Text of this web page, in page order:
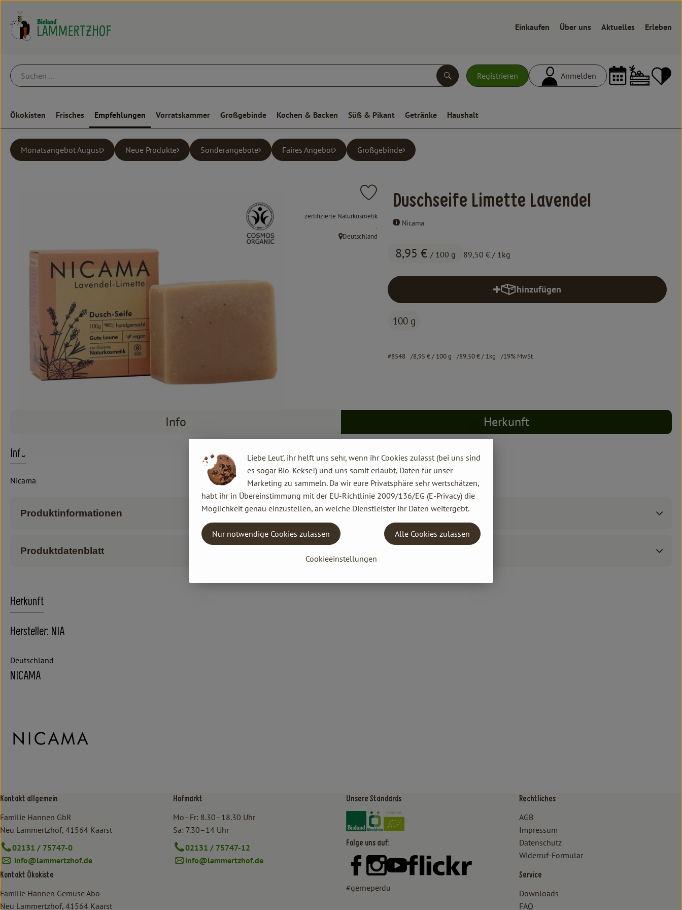
Einkaufen Über uns Aktuelles Erleben
Registrieren Anmelden
Suchen
Ökokisten Frisches Empfehlungen Vorratskammer Großgebinde Kochen & Backen Süß & Pikant Getränke Haushalt
Monatsangebot August Neue Produkte Sonderangebote Faires Angebot Großgebinde
Duschseife Limette Lavendel
Nicama
8,95 € / 100 g 89,50 € / 1kg
Produkt zu Favouriten hinzufügen
, Verband:
zertifizierte Naturkosmetik
, Kontrollstelle:
.
, Herkunft:
Deutschland
hinzufügen
Produkt zum Warenkorb hinzufügen
100 g
#8548 8,95 €/ 100 g 89,50 €/ 1kg 19% MwSt
Info Herkunft
Info
Nicama
Produktinformationen
Produktdatenblatt
Herkunft
Hersteller: NIA
Deutschland
NICAMA
Kontakt allgemein
Familie Hannen GbR
Neu Lammertzhof, 41564 Kaarst
02131 / 75747-0
info@lammertzhof.de
Kontakt Ökokiste
Familie Hannen Gemüse Abo
Neu Lammertzhof, 41564 Kaarst
Hofmarkt
Mo–Fr: 8.30–18.30 Uhr
Sa: 7.30–14 Uhr
02131 / 75747-12
info@lammertzhof.de
Unsere Standards
Externer Link zu https://www.bioland.de/verbraucher
Externer Link zu https://www.oekokiste.de/
Folge uns auf:
Externer Link zu https://www.facebook.com/lammertzhof/
Externer Link zu https://www.instagram.com/lammertzhof/
Externer Link zu https://www.youtube.com/channel/
Externer Link zu https://www.flickr.com/photos/
#gerneperdu
Rechtliches
AGB
Impressum
Datenschutz
Widerruf-Formular
Service
Downloads
FAQ
Liebe Leut', ihr helft uns sehr, wenn ihr Cookies zulasst (bei uns sind
es sogar Bio-Kekse!) und uns somit erlaubt, Daten für unser
Marketing zu sammeln. Da wir eure Privatsphäre sehr wertschätzen,
habt ihr in Übereinstimmung mit der EU-Richtlinie 2009/136/EG (E-Privacy) die
Möglichkeit genau einzustellen, an welche Dienstleister ihr Daten weitergebt.
Cookieeinstellungen
Nur notwendige Cookies zulassen Alle Cookies zulassen